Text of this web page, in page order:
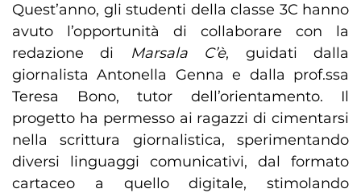
Quest’anno, gli studenti della classe 3C hanno
avuto l’opportunità di collaborare con la
redazione di Marsala C’è, guidati dalla
giornalista Antonella Genna e dalla prof.ssa
Teresa Bono, tutor dell’orientamento. Il
progetto ha permesso ai ragazzi di cimentarsi
nella scrittura giornalistica, sperimentando
diversi linguaggi comunicativi, dal formato
cartaceo a quello digitale, stimolando